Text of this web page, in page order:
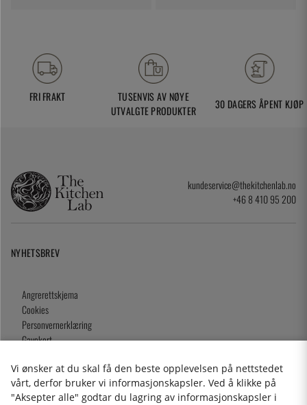
FRI FRAKT
TUSENVIS AV NØYE
UTVALGTE PRODUKTER
30 DAGERS ÅPENT KJØP
kundeservice@thekitchenlab.no
+46 8 410 95 200
NYHETSBREV
Angrerettskjema
Cookies
Personvernerklæring
Gavekort
Vi ønsker at du skal få den beste opplevelsen på nettstedet
vårt, derfor bruker vi informasjonskapsler. Ved å klikke på
"Aksepter alle" godtar du lagring av informasjonskapsler i